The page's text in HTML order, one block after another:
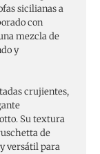
sicilianas a
con
mezcla de
y
crujientes,
Su textura
de
versátil para